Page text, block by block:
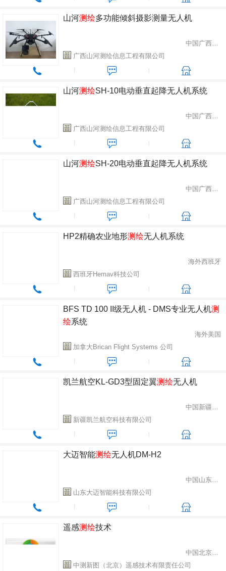
山河测绘多功能倾斜摄影测量无人机
中国广西桂林市
广西山河测绘信息工程有限公司
山河测绘SH-10电动垂直起降无人机系统
中国广西桂林市
广西山河测绘信息工程有限公司
山河测绘SH-20电动垂直起降无人机系统
中国广西桂林市
广西山河测绘信息工程有限公司
HP2精确农业地形测绘无人机系统
海外西班牙
西班牙Hemav科技公司
BFS TD 100 II级无人机 - DMS专业无人机测
绘系统
海外美国
加拿大Brican Flight Systems 公司
凯兰航空KL-GD3型固定翼测绘无人机
中国新疆乌鲁木齐市
新疆凯兰航空科技有限公司
大迈智能测绘无人机DM-H2
中国山东省潍坊市
山东大迈智能科技有限公司
遥感测绘技术
中国北京市丰台区
中测新图（北京）遥感技术有限责任公司